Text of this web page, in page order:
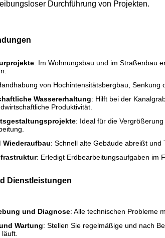
Durchführung von Projekten.
: Im Wohnungsbau und im Straßenbau
von Hochintensitätsbergbau, Senkung
Wassererhaltung: Hilft bei der
Produktivität.
: Ideal für die
: Schnell alte Gebäude abreißt und
: Erledigt Erdbearbeitungsaufgaben im
Dienstleistungen
und Diagnose: Alle technischen Probleme
Wartung: Stellen Sie regelmäßige und nach